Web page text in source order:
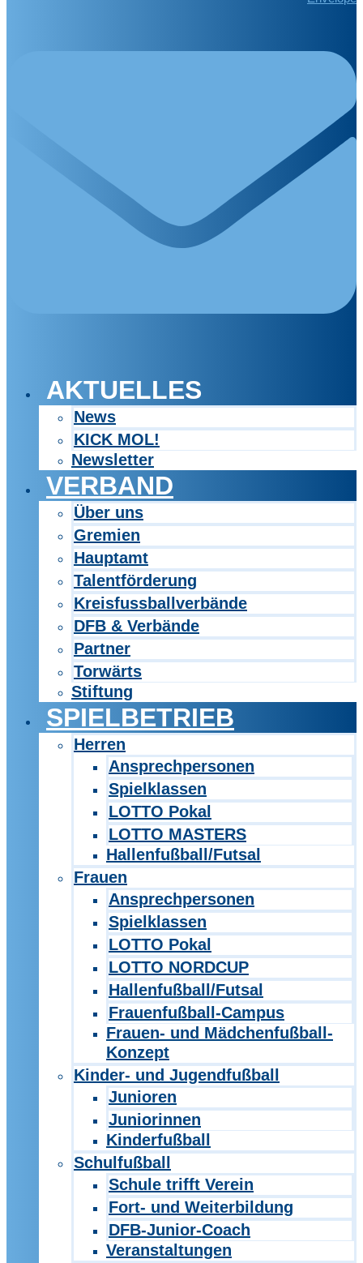
AKTUELLES
News
KICK MOL!
Newsletter
VERBAND
Über uns
Gremien
Hauptamt
Talentförderung
Kreisfussballverbände
DFB & Verbände
Partner
Torwärts
Stiftung
SPIELBETRIEB
Herren
Ansprechpersonen
Spielklassen
LOTTO Pokal
LOTTO MASTERS
Hallenfußball/Futsal
Frauen
Ansprechpersonen
Spielklassen
LOTTO Pokal
LOTTO NORDCUP
Hallenfußball/Futsal
Frauenfußball-Campus
Frauen- und Mädchenfußball-
Konzept
Kinder- und Jugendfußball
Junioren
Juniorinnen
Kinderfußball
Schulfußball
Schule trifft Verein
Fort- und Weiterbildung
DFB-Junior-Coach
Veranstaltungen